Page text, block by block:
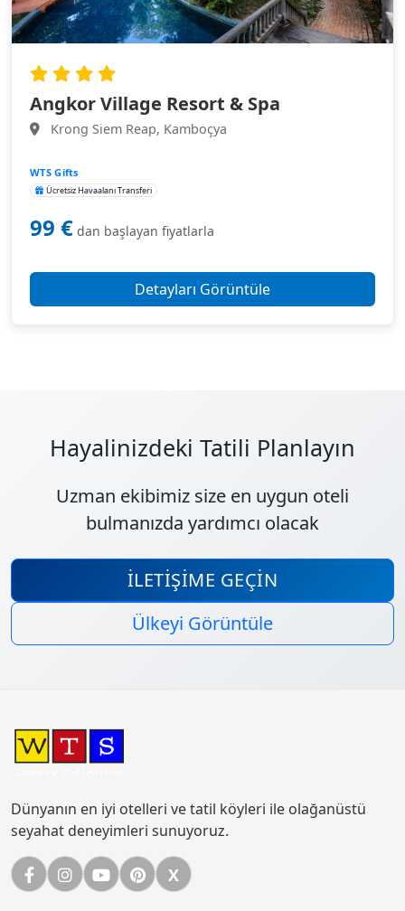
Angkor Village Resort & Spa
Krong Siem Reap, Kamboçya
WTS Gifts
Ücretsiz Havaalanı Transferi
99 € dan başlayan fiyatlarla
Detayları Görüntüle
Hayalinizdeki Tatili Planlayın
Uzman ekibimiz size en uygun oteli
bulmanızda yardımcı olacak
İLETIŞIME GEÇIN
Ülkeyi Görüntüle
Dünyanın en iyi otelleri ve tatil köyleri ile olağanüstü
seyahat deneyimleri sunuyoruz.
FacebookInstagram
YouTubePinterest
XX (Twitter)